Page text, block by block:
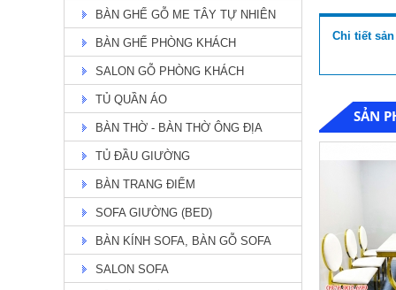
BÀN GHẾ GỖ ME TÂY TỰ NHIÊN
BÀN GHẾ PHÒNG KHÁCH
SALON GỖ PHÒNG KHÁCH
TỦ QUẦN ÁO
BÀN THỜ - BÀN THỜ ÔNG ĐỊA
TỦ ĐẦU GIƯỜNG
BÀN TRANG ĐIỂM
SOFA GIƯỜNG (BED)
BÀN KÍNH SOFA, BÀN GỖ SOFA
SALON SOFA
bàn ăn mặt đá
Giá: 19,900,000 đ
Chi Tiết
Chi tiết
SẢN